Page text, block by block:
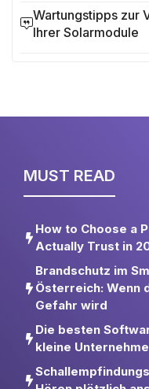
Wartungstipps zur
Ihrer Solarmodule
MUST READ
How to Choose a
Actually Trust in
Brandschutz im
Österreich: Wenn
Gefahr wird
Die besten
kleine